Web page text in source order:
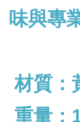
味與專
材質：
重量：